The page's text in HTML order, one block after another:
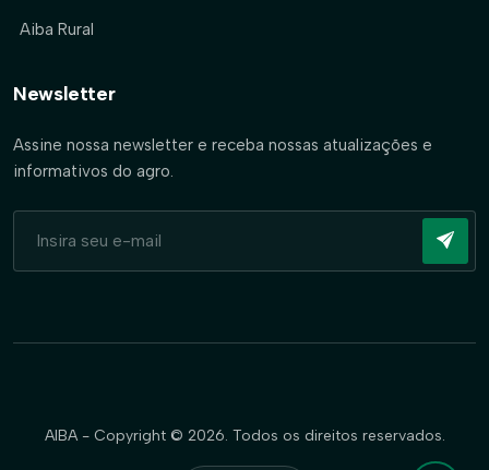
Aiba Rural
Newsletter
Assine nossa newsletter e receba nossas atualizações e
informativos do agro.
AIBA - Copyright © 2026. Todos os direitos reservados.